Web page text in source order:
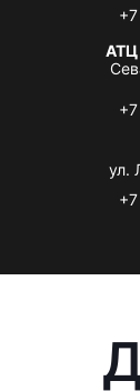
АТЦ
ул.